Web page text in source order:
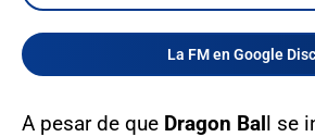
La FM en Google
A pesar de que Dragon Ball se